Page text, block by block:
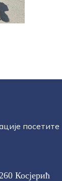
посетите
Косјерић